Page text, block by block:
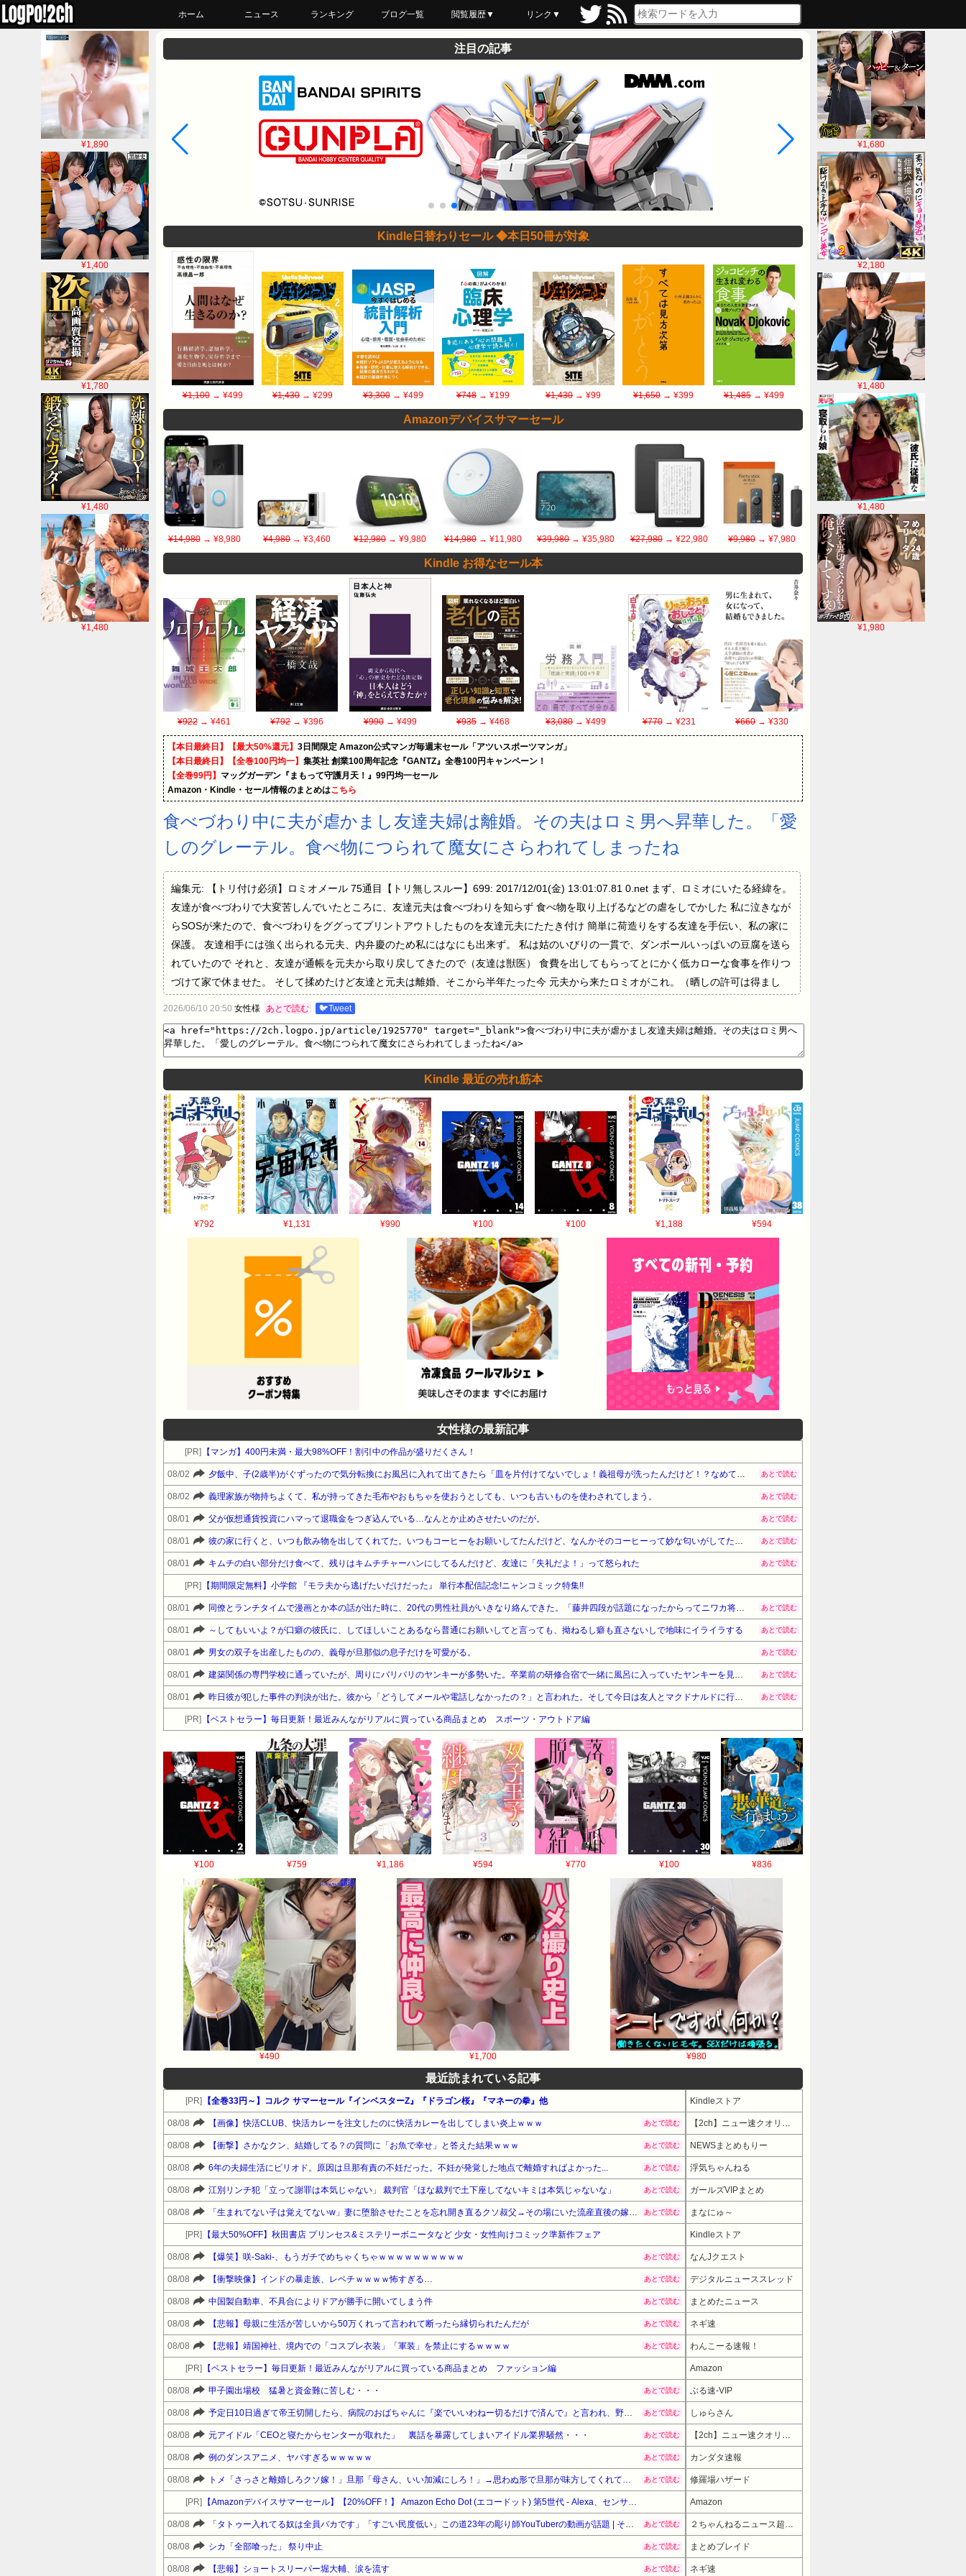
ホーム ニュース ランキング ブログ一覧 閲覧履歴▼
最近読んだ
あとで読む
ブックマーク
リンク▼
¥1,680
¥2,180
¥1,480
¥1,480
¥1,980
¥1,890
¥1,400
¥1,780
¥1,480
¥1,480
注目の記事
Kindle日替わりセール ◆本日50冊が対象
¥1,100→ ¥499 ¥1,430 → ¥299 ¥3,300→ ¥499 ¥748 → ¥199 ¥1,430 → ¥99 ¥1,650 → ¥399 ¥1,485→ ¥499
Amazonデバイスサマーセール
¥14,980→ ¥8,980 ¥4,980→ ¥3,460 ¥12,980→ ¥9,980 ¥14,980→ ¥11,980 ¥39,980→ ¥35,980 ¥27,980→ ¥22,980 ¥9,980→ ¥7,980
Kindle お得なセール本
¥922 → ¥461 ¥792→ ¥396 ¥990→ ¥499 ¥935→ ¥468 ¥3,080→ ¥499 ¥770→ ¥231 ¥660→ ¥330
【本日最終日】【最大50%還元】 3日間限定 Amazon公式マンガ毎週末セール「アツいスポーツマンガ」
【本日最終日】【全巻100円均一】 集英社 創業100周年記念『GANTZ』全巻100円キャンペーン！
【全巻99円】 マッグガーデン『まもって守護月天！』99円均一セール
Amazon・Kindle・セール情報のまとめはこちら
食べづわり中に夫が虐かまし友達夫婦は離婚。その夫はロミ男へ昇華した。「愛
しのグレーテル。食べ物につられて魔女にさらわれてしまったね
編集元: 【トリ付け必須】ロミオメール 75通目【トリ無しスルー】699: 2017/12/01(金) 13:01:07.81 0.net まず、ロミオにいたる経緯を。
友達が食べづわりで大変苦しんでいたところに、友達元夫は食べづわりを知らず 食べ物を取り上げるなどの虐をしでかした 私に泣きなが
らSOSが来たので、食べづわりをググってプリントアウトしたものを友達元夫にたたき付け 簡単に荷造りをする友達を手伝い、私の家に
保護。 友達相手には強く出られる元夫、内弁慶のため私にはなにも出来ず。 私は姑のいびりの一貫で、ダンボールいっぱいの豆腐を送ら
れていたので それと、友達が通帳を元夫から取り戻してきたので（友達は獣医） 食費を出してもらってとにかく低カローな食事を作りつ
づけて家で休ませた。 そして揉めたけど友達と元夫は離婚、そこから半年たった今 元夫から来たロミオがこれ。（晒しの許可は得まし
た） 件名 なし 僕の愛しのグレーテル 食べ物につられて魔女にさらわれてしまったね 黄身はいまどこ？ 僕にはお菓子の家が見えないよ
たほつうの翼。 ひとりづてでは飛べないよ、落ちちゃうよ まびょに羽を毟られる前に僕の腕に帰っておいで…
2026/06/10 20:50 女性様 あとで読む 🐦Tweet
Kindle 最近の売れ筋本
¥792 ¥1,131 ¥990 ¥100 ¥100 ¥1,188 ¥594
女性様の最新記事
[PR] 【マンガ】400円未満・最大98%OFF！割引中の作品が盛りだくさん！
08/02 あとで読む
08/02 義理家族が物持ちよくて、私が持ってきた毛布やおもちゃを使おうとしても、いつも古いものを使わされてしまう。 あとで読む
08/01 父が仮想通貨投資にハマって退職金をつぎ込んでいる…なんとか止めさせたいのだが。 あとで読む
08/01 あとで読む
08/01 キムチの白い部分だけ食べて、残りはキムチチャーハンにしてるんだけど、友達に「失礼だよ！」って怒られた あとで読む
[PR] 【期間限定無料】小学館 『モラ夫から逃げたいだけだった』 単行本配信記念!ニャンコミック特集!!
08/01 あとで読む
08/01 ～してもいいよ？が口癖の彼氏に、してほしいことあるなら普通にお願いしてと言っても、拗ねるし癖も直さないしで地味にイライラする あとで読む
08/01 男女の双子を出産したものの、義母が旦那似の息子だけを可愛がる。 あとで読む
08/01 あとで読む
08/01 あとで読む
[PR] 【ベストセラー】毎日更新！最近みんながリアルに買っている商品まとめ スポーツ・アウトドア編
¥100 ¥759 ¥1,186 ¥594 ¥770 ¥100 ¥836
¥490 ¥1,700 ¥980
最近読まれている記事
[PR] 【全巻33円～】コルク サマーセール『インベスターZ』『ドラゴン桜』『マネーの拳』他 Kindleストア
08/08 【画像】快活CLUB、快活カレーを注文したのに快活カレーを出してしまい炎上ｗｗｗ あとで読む
08/08 【衝撃】さかなクン、結婚してる？の質問に「お魚で幸せ」と答えた結果ｗｗｗ あとで読む NEWSまとめもりー
08/08 6年の夫婦生活にピリオド。原因は旦那有責の不妊だった。不妊が発覚した地点で離婚すればよかった... あとで読む 浮気ちゃんねる
08/08 江別リンチ犯「立って謝罪は本気じゃない」 裁判官「ほな裁判で土下座してないキミは本気じゃないな」 あとで読む ガールズVIPまとめ
08/08 あとで読む まなにゅ～
[PR] 【最大50%OFF】秋田書店 プリンセス&ミステリーボニータなど 少女・女性向けコミック準新作フェア Kindleストア
08/08 【爆笑】咲-Saki-、もうガチでめちゃくちゃｗｗｗｗｗｗｗｗｗｗ あとで読む なんJクエスト
08/08 【衝撃映像】インドの暴走族、レベチｗｗｗｗ怖すぎる… あとで読む デジタルニューススレッド
08/08 中国製自動車、不具合によりドアが勝手に開いてしまう件 あとで読む まとめたニュース
08/08 【悲報】母親に生活が苦しいから50万くれって言われて断ったら縁切られたんだが あとで読む ネギ速
08/08 【悲報】靖国神社、境内での「コスプレ衣装」「軍装」を禁止にするｗｗｗｗ あとで読む わんこーる速報！
[PR] 【ベストセラー】毎日更新！最近みんながリアルに買っている商品まとめ ファッション編 Amazon
08/08 甲子園出場校 猛暑と資金難に苦しむ・・・ あとで読む ぶる速-VIP
08/08 あとで読む しゅらさん
08/08 元アイドル「CEOと寝たからセンターが取れた」 裏話を暴露してしまいアイドル業界騒然・・・ あとで読む
08/08 例のダンスアニメ、ヤバすぎるｗｗｗｗｗ あとで読む カンダタ速報
08/08 トメ「さっさと離婚しろクソ嫁！」旦那「母さん、いい加減にしろ！」→思わぬ形で旦那が味方してくれて… あとで読む 修羅場ハザード
[PR] Amazon
08/08 あとで読む
08/08 シカ「全部喰った」 祭り中止 あとで読む まとめブレイド
08/08 【悲報】ショートスリーパー堀大輔、涙を流す あとで読む ネギ速